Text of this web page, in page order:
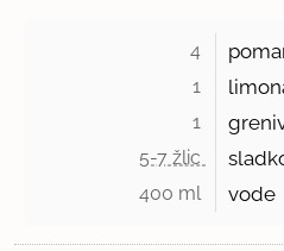
4
1
1
5-7 žlic
400 ml vode